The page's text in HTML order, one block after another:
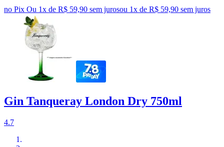
no Pix Ou 1x de R$ 59,90 sem jurosou 1x de R$ 59,90 sem juros
Gin Tanqueray London Dry 750ml
4.7